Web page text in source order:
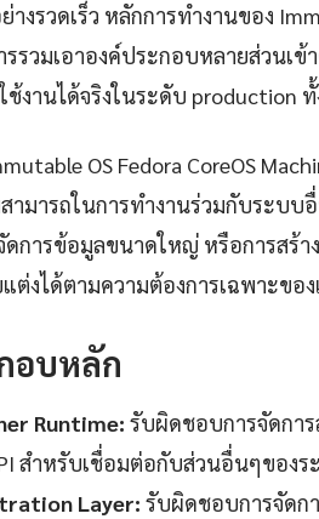
งรวดเร็ว หลักการทำงานของ
รรวมเอาองค์ประกอบหลายส่วนเ
ช้งานได้จริงในระดับ production
OS Fedora CoreOS
ามารถในการทำงานร่วมกับระบบ
ดการข้อมูลขนาดใหญ่ หรือการสร้
ต่งได้ตามความต้องการเฉพาะขอ
อบหลัก
Runtime: รับผิดชอบการจัดกา
สำหรับเชื่อมต่อกับส่วนอื่นๆของร
Layer: รับผิดชอบการจัดก